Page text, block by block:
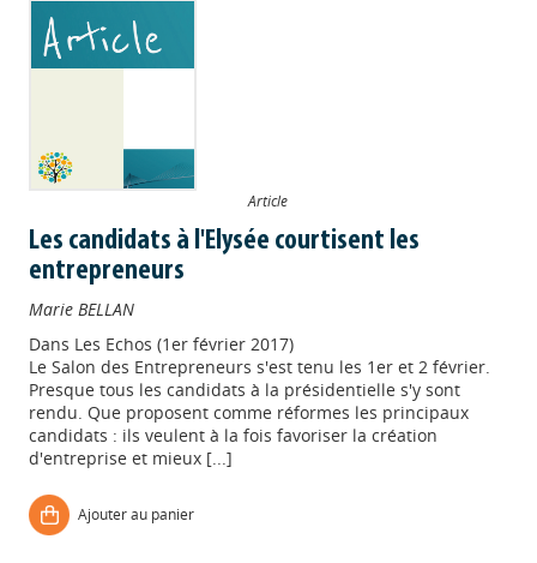
Article
Les candidats à l'Elysée courtisent les
entrepreneurs
Marie BELLAN
Dans Les Echos (1er février 2017)
Le Salon des Entrepreneurs s'est tenu les 1er et 2 février.
Presque tous les candidats à la présidentielle s'y sont
rendu. Que proposent comme réformes les principaux
candidats : ils veulent à la fois favoriser la création
d'entreprise et mieux [...]
Ajouter au panier